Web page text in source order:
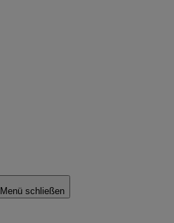
Menü schließen